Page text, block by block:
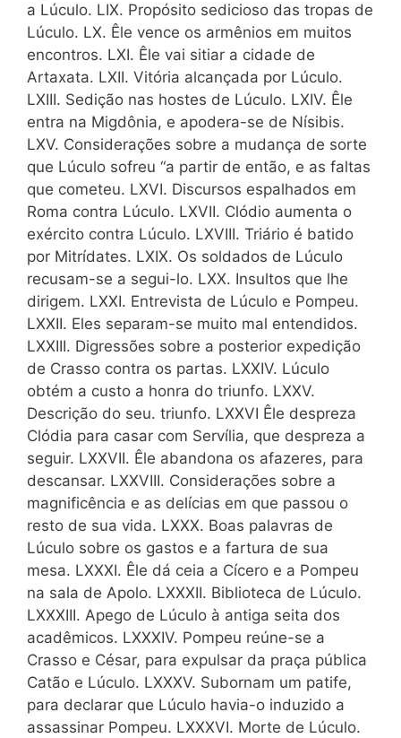
a Lúculo. LIX. Propósito sedicioso das tropas de
Lúculo. LX. Êle vence os armênios em muitos
encontros. LXI. Êle vai sitiar a cidade de
Artaxata. LXII. Vitória alcançada por Lúculo.
LXIII. Sedição nas hostes de Lúculo. LXIV. Êle
entra na Migdônia, e apodera-se de Nísibis.
LXV. Considerações sobre a mudança de sorte
que Lúculo sofreu “a partir de então, e as faltas
que cometeu. LXVI. Discursos espalhados em
Roma contra Lúculo. LXVII. Clódio aumenta o
exército contra Lúculo. LXVIII. Triário é batido
por Mitrídates. LXIX. Os soldados de Lúculo
recusam-se a segui-lo. LXX. Insultos que lhe
dirigem. LXXI. Entrevista de Lúculo e Pompeu.
LXXII. Eles separam-se muito mal entendidos.
LXXIII. Digressões sobre a posterior expedição
de Crasso contra os partas. LXXIV. Lúculo
obtém a custo a honra do triunfo. LXXV.
Descrição do seu. triunfo. LXXVI Êle despreza
Clódia para casar com Servília, que despreza a
seguir. LXXVII. Êle abandona os afazeres, para
descansar. LXXVIII. Considerações sobre a
magnificência e as delícias em que passou o
resto de sua vida. LXXX. Boas palavras de
Lúculo sobre os gastos e a fartura de sua
mesa. LXXXI. Êle dá ceia a Cícero e a Pompeu
na sala de Apolo. LXXXII. Biblioteca de Lúculo.
LXXXIII. Apego de Lúculo à antiga seita dos
acadêmicos. LXXXIV. Pompeu reúne-se a
Crasso e César, para expulsar da praça pública
Catão e Lúculo. LXXXV. Subornam um patife,
para declarar que Lúculo havia-o induzido a
assassinar Pompeu. LXXXVI. Morte de Lúculo.